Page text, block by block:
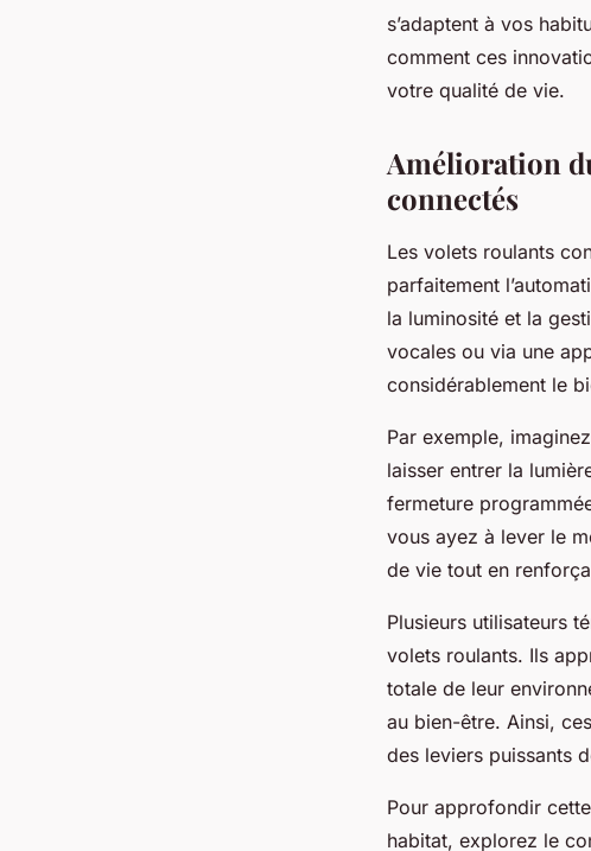
s’adaptent à vos
comment ces
votre qualité de vie.
Amélioration
connectés
Les volets roulants
parfaitement
la luminosité et la
vocales ou via une
considérablement le
Par exemple,
laisser entrer la
fermeture
vous ayez à lever le
de vie tout en
Plusieurs utilisateurs
volets roulants. Ils
totale de leur
au bien-être. Ainsi,
des leviers puissants
Pour approfondir
habitat, explorez le